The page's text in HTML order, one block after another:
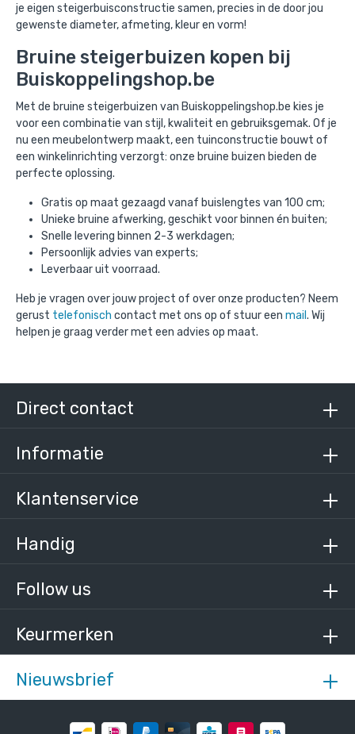
je eigen steigerbuisconstructie samen, precies in de door jou
gewenste diameter, afmeting, kleur en vorm!
Bruine steigerbuizen kopen bij
Buiskoppelingshop.be
Met de bruine steigerbuizen van Buiskoppelingshop.be kies je
voor een combinatie van stijl, kwaliteit en gebruiksgemak. Of je
nu een meubelontwerp maakt, een tuinconstructie bouwt of
een winkelinrichting verzorgt: onze bruine buizen bieden de
perfecte oplossing.
Gratis op maat gezaagd vanaf buislengtes van 100 cm;
Unieke bruine afwerking, geschikt voor binnen én buiten;
Snelle levering binnen 2-3 werkdagen;
Persoonlijk advies van experts;
Leverbaar uit voorraad.
Heb je vragen over jouw project of over onze producten? Neem
gerust telefonisch contact met ons op of stuur een mail . Wij
helpen je graag verder met een advies op maat.
Nieuwsbrief
Follow us
Keurmerken
Direct contact
Informatie
Klantenservice
Handig